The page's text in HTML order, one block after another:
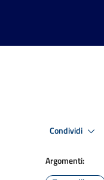
Condividi
Argomenti: